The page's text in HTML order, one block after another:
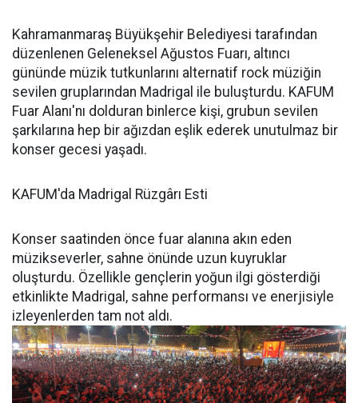
Kahramanmaraş Büyükşehir Belediyesi tarafından
düzenlenen Geleneksel Ağustos Fuarı, altıncı
gününde müzik tutkunlarını alternatif rock müziğin
sevilen gruplarından Madrigal ile buluşturdu. KAFUM
Fuar Alanı'nı dolduran binlerce kişi, grubun sevilen
şarkılarına hep bir ağızdan eşlik ederek unutulmaz bir
konser gecesi yaşadı.
KAFUM'da Madrigal Rüzgârı Esti
Konser saatinden önce fuar alanına akın eden
müzikseverler, sahne önünde uzun kuyruklar
oluşturdu. Özellikle gençlerin yoğun ilgi gösterdiği
etkinlikte Madrigal, sahne performansı ve enerjisiyle
izleyenlerden tam not aldı.